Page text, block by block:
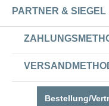
PARTNER & SIEGEL
Bestellung/